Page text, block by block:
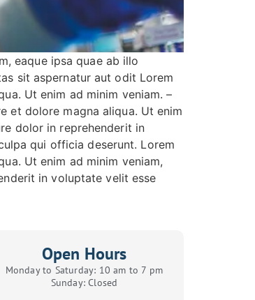
eaque ipsa quae ab illo
sit aspernatur aut odit Lorem
Ut enim ad minim veniam. –
et dolore magna aliqua. Ut enim
dolor in reprehenderit in
qui officia deserunt. Lorem
Ut enim ad minim veniam,
in voluptate velit esse
Open Hours
Monday to Saturday: 10 am to 7 pm
Sunday: Closed